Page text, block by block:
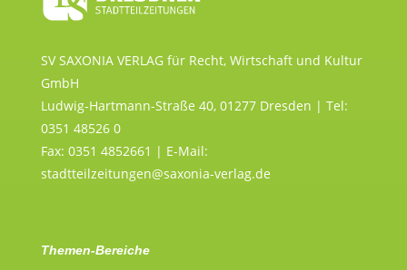
SV SAXONIA VERLAG für Recht, Wirtschaft und Kultur
GmbH
Ludwig-Hartmann-Straße 40, 01277 Dresden | Tel:
0351 48526 0
Fax: 0351 4852661 | E-Mail:
stadtteilzeitungen@saxonia-verlag.de
Themen-Bereiche